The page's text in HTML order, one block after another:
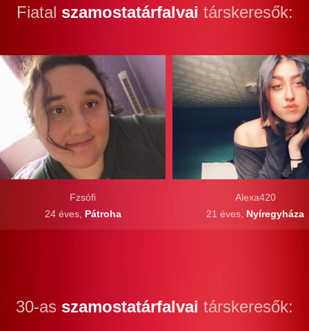
Fiatal szamostatárfalvai társkeresők:
Fzsófi
24 éves, Pátroha
Alexa420
21 éves, Nyíregyháza
30-as szamostatárfalvai társkeresők: